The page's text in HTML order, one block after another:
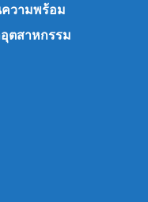
ความพร้อม
ตสาหกรรม